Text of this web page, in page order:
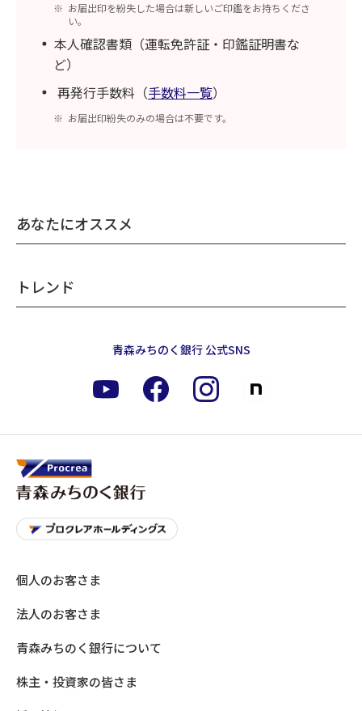
お届出印を紛失した場合は新しいご印鑑をお持ちくださ
い。
本人確認書類（運転免許証・印鑑証明書な
ど）
再発行手数料（手数料一覧）
お届出印紛失のみの場合は不要です。
あなたにオススメ
トレンド
青森みちのく銀行 公式SNS
個人のお客さま
法人のお客さま
青森みちのく銀行について
株主・投資家の皆さま